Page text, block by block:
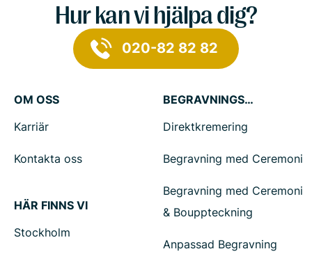
Hur kan vi hjälpa dig?
020-82 82 82
OM OSS
Karriär
Kontakta oss
HÄR FINNS VI
Stockholm
BEGRAVNINGSTJÄNSTER
Direktkremering
Begravning med Ceremoni
Begravning med Ceremoni
& Bouppteckning
Anpassad Begravning